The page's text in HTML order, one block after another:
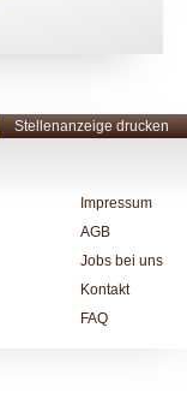
Stellenanzeige drucken
Impressum
AGB
Jobs bei uns
Kontakt
FAQ